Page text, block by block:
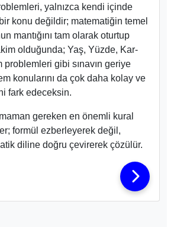
yalnızca kendi içinde
konu değildir; matematiğin temel
mantığını tam olarak oturtup
olduğunda; Yaş, Yüzde, Kar-
problemleri gibi sınavın geriye
konularını da çok daha kolay ve
fark edeceksin.
gereken en önemli kural
formül ezberleyerek değil,
diline doğru çevirerek çözülür.